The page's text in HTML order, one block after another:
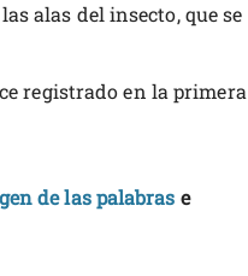
alas del insecto, que se
registrado en la primera
de las palabras e